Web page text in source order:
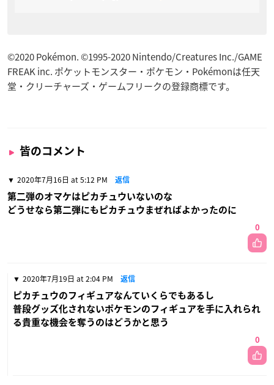
©2020 Pokémon. ©1995-2020 Nintendo/Creatures Inc./GAME
FREAK inc. ポケットモンスター・ポケモン・Pokémonは任天
堂・クリーチャーズ・ゲームフリークの登録商標です。
皆のコメント
2020年7月16日 at 5:12 PM 返信
第二弾のオマケはピカチュウいないのな
どうせなら第二弾にもピカチュウまぜればよかったのに
0
2020年7月19日 at 2:04 PM 返信
ピカチュウのフィギュアなんていくらでもあるし
普段グッズ化されないポケモンのフィギュアを手に入れられ
る貴重な機会を奪うのはどうかと思う
0